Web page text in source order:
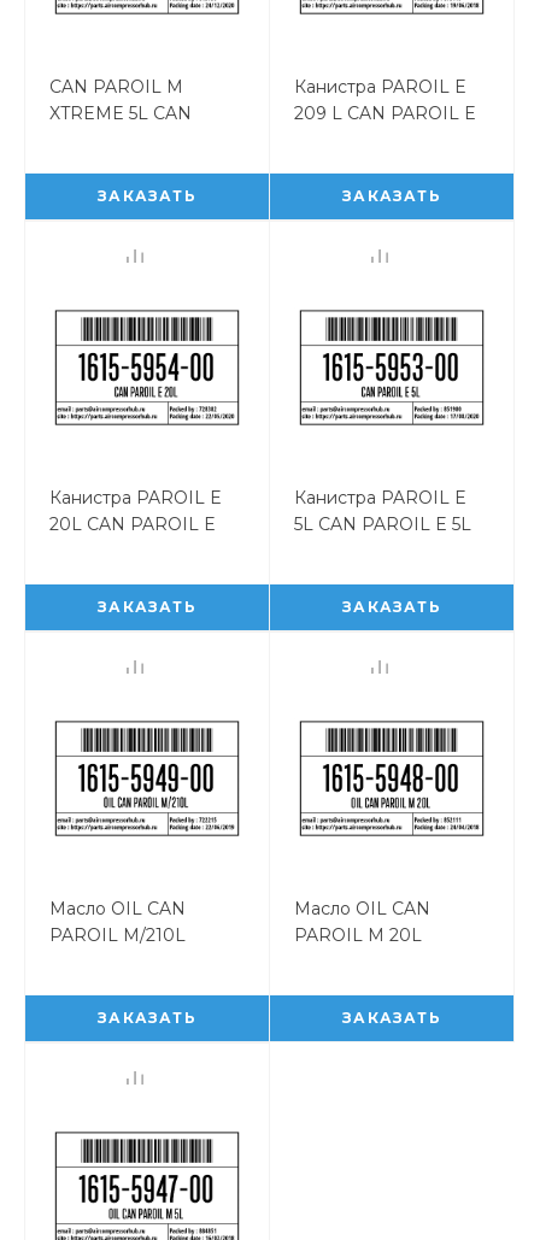
CAN PAROIL M
XTREME 5L CAN
ЗАКАЗАТЬ
Канистра PAROIL E
209 L CAN PAROIL E
ЗАКАЗАТЬ
Канистра PAROIL E
20L CAN PAROIL E
ЗАКАЗАТЬ
Канистра PAROIL E
5L CAN PAROIL E 5L
ЗАКАЗАТЬ
Масло OIL CAN
PAROIL M/210L
ЗАКАЗАТЬ
Масло OIL CAN
PAROIL M 20L
ЗАКАЗАТЬ